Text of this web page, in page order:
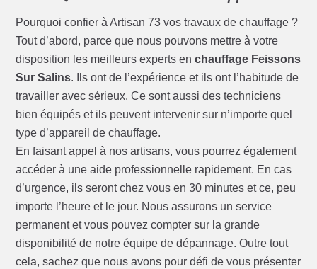
Pourquoi confier à Artisan 73 vos travaux de chauffage ?
Tout d’abord, parce que nous pouvons mettre à votre
disposition les meilleurs experts enchauffage Feissons
Sur Salins. Ils ont de l’expérience et ils ont l’habitude de
travailler avec sérieux. Ce sont aussi des techniciens
bien équipés et ils peuvent intervenir sur n’importe quel
type d’appareil de chauffage.
En faisant appel à nos artisans, vous pourrez également
accéder à une aide professionnelle rapidement. En cas
d’urgence, ils seront chez vous en 30 minutes et ce, peu
importe l’heure et le jour. Nous assurons un service
permanent et vous pouvez compter sur la grande
disponibilité de notre équipe de dépannage. Outre tout
cela, sachez que nous avons pour défi de vous présenter